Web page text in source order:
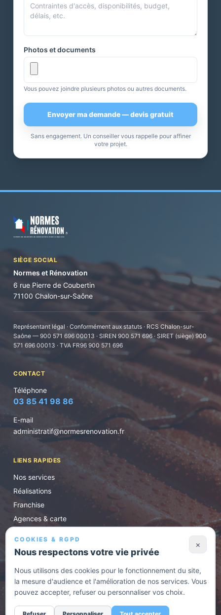
Photos et documents
Vous pouvez joindre plusieurs photos ou autres documents.
Envoyer ma demande — devis gratuit
Sans engagement. Un conseiller vous rappelle pour affiner
votre projet.
SIÈGE SOCIAL
Normes et Rénovation
6 rue Pierre de Coubertin
71100 Chalon-sur-Saône
Représentant légal · Conformément aux statuts · RCS Chalon-sur-
Saône — 900 571 696 00013 · SIREN 900 571 696 · SIRET (siège) 900
571 696 00013 · TVA FR96 900 571 696
CONTACT
Téléphone
03 85 41 98 86
E-mail
administratif@normesrenovation.fr
LIENS RAPIDES
Nos services
Réalisations
Franchise
Agences & carte
HORAIRES D'OUVERTURE
Lundi au vendredi de 8h30 à 17h. En urgence, appelez
COOKIES & RGPD
Nous respectons votre vie privée
×
Nous utilisons des cookies pour le fonctionnement du site,
la mesure d'audience et l'amélioration de nos services. Vous
pouvez accepter, refuser ou personnaliser vos choix.